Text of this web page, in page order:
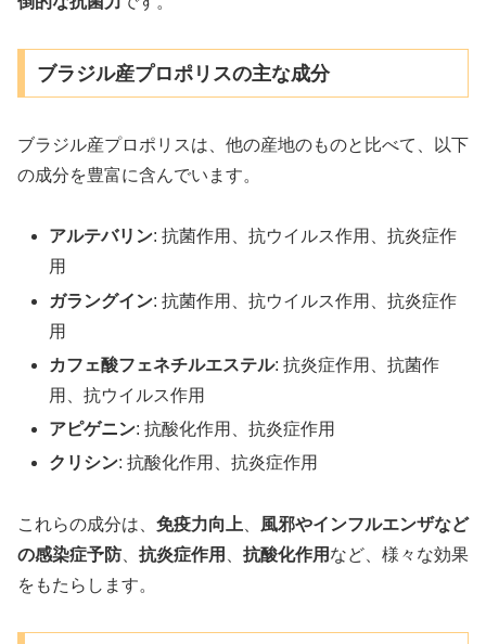
ブラジル産プロポリスの主な成分
ブラジル産プロポリスは、他の産地のものと比べて、以下
の成分を豊富に含んでいます。
アルテバリン: 抗菌作用、抗ウイルス作用、抗炎症作
用
ガラングイン: 抗菌作用、抗ウイルス作用、抗炎症作
用
カフェ酸フェネチルエステル: 抗炎症作用、抗菌作
用、抗ウイルス作用
アピゲニン: 抗酸化作用、抗炎症作用
クリシン: 抗酸化作用、抗炎症作用
これらの成分は、 免疫力向上
風邪やインフルエンザなど
の感染症予防
抗炎症作用 抗酸化作用 など、様々な効果
をもたらします。